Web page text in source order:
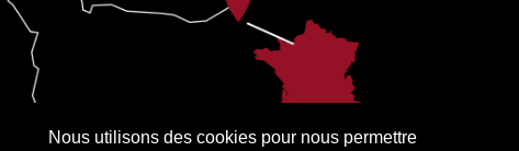
Nous utilisons des cookies pour nous permettre